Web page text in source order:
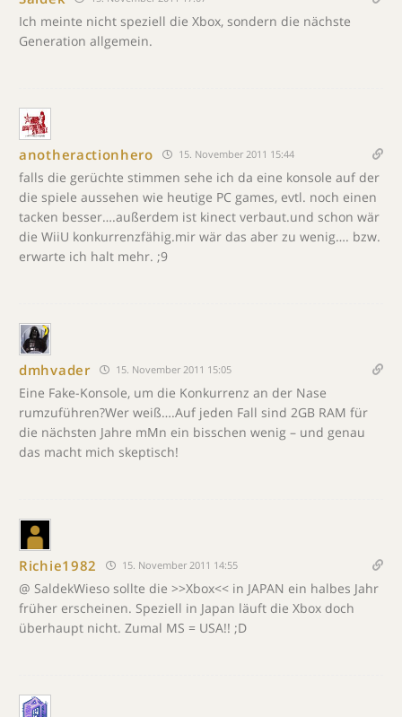
Ich meinte nicht speziell die Xbox, sondern die nächste
Generation allgemein.
anotheractionhero 15. November 2011 15:44
falls die gerüchte stimmen sehe ich da eine konsole auf der
die spiele aussehen wie heutige PC games, evtl. noch einen
tacken besser….außerdem ist kinect verbaut.und schon wär
die WiiU konkurrenzfähig.mir wär das aber zu wenig…. bzw.
erwarte ich halt mehr. ;9
dmhvader 15. November 2011 15:05
Eine Fake-Konsole, um die Konkurrenz an der Nase
rumzuführen?Wer weiß….Auf jeden Fall sind 2GB RAM für
die nächsten Jahre mMn ein bisschen wenig – und genau
das macht mich skeptisch!
Richie1982 15. November 2011 14:55
@ SaldekWieso sollte die >>Xbox<< in JAPAN ein halbes Jahr
früher erscheinen. Speziell in Japan läuft die Xbox doch
überhaupt nicht. Zumal MS = USA!! ;D